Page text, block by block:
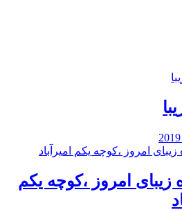
زیبای امروز ،کوچه یکم